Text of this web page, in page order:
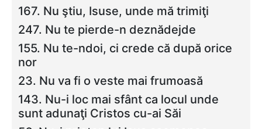
167. Nu ştiu, Isuse, unde mă trimiţi
247. Nu te pierde-n deznădejde
155. Nu te-ndoi, ci crede că după orice
nor
23. Nu va fi o veste mai frumoasă
143. Nu-i loc mai sfânt ca locul unde
sunt adunaţi Cristos cu-ai Săi